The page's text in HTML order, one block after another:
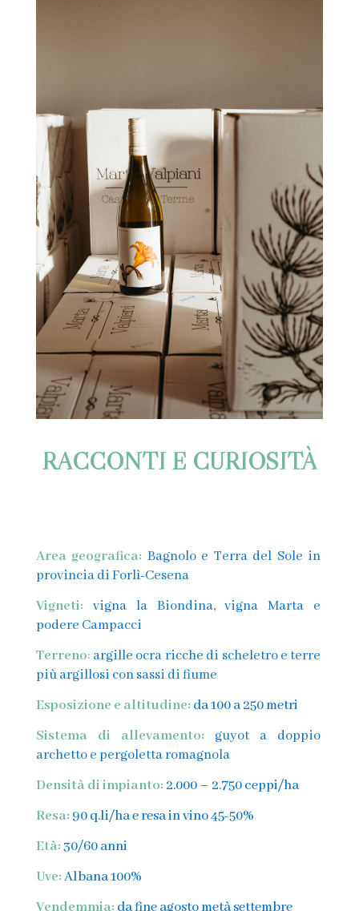
RACCONTI E CURIOSITÀ
Area geografica: Bagnolo e Terra del Sole in
provincia di Forlì-Cesena
Vigneti:
vigna la Biondina, vigna Marta e
podere Campacci
Terreno: argille ocra ricche di scheletro e terre
più argillosi con sassi di fiume
Esposizione e altitudine: da 100 a 250 metri
Sistema di allevamento:
guyot a doppio
archetto e pergoletta romagnola
Densità di impianto: 2.000 – 2.750 ceppi/ha
Resa: 90 q.li/ha e resa in vino 45-50%
Età:30/60 anni
Uve:Albana 100%
Vendemmia: da fine agosto metà settembre